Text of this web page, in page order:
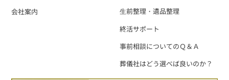
会社案内
⽣前整理・遺品整理
終活サポート
事前相談についてのＱ＆Ａ
葬儀社はどう選べば良いのか？